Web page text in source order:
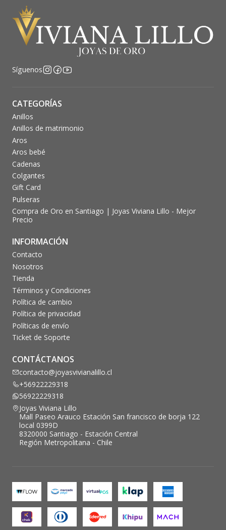
Síguenos
CATEGORÍAS
Anillos
Anillos de matrimonio
Aros
Aros bebé
Cadenas
Colgantes
Gift Card
Pulseras
Compra de Oro en Santiago | Joyas Viviana Lillo - Mejor
Precio
INFORMACIÓN
Contacto
Nosotros
Tienda
Términos y Condiciones
Política de cambio
Política de privacidad
Políticas de envío
Ticket de Soporte
CONTÁCTANOS
contacto@joyasvivianalillo.cl
+56922229318
56922229318
Joyas Viviana Lillo
Mall Paseo Arauco Estación San francisco de borja 122
local 0399D
8320000 Santiago - Estación Central
Región Metropolitana - Chile